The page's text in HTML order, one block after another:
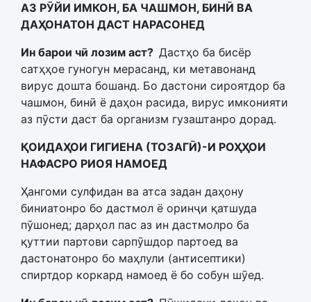
АЗ РӮЙИ ИМКОН, БА ЧАШМОН, БИНӢ ВА
ДАҲОНАТОН ДАСТ НАРАСОНЕД
Ин барои чӣ лозим аст? Дастҳо ба бисёр
сатҳҳое гуногун мерасанд, ки метавонанд
вирус дошта бошанд. Бо дастони сироятдор ба
чашмон, бинӣ ё даҳон расида, вирус имконияти
аз пӯсти даст ба организм гузаштанро дорад.
ҚОИДАҲОИ ГИГИЕНА (ТОЗАГӢ)-И РОҲҲОИ
НАФАСРО РИОЯ НАМОЕД
Ҳангоми сулфидан ва атса задан даҳону
биниатонро бо дастмол ё оринҷи қатшуда
пӯшонед; дарҳол пас аз ин дастмолро ба
қуттии партови сарпӯшдор партоед ва
дастонатонро бо маҳлули (антисептики)
спиртдор коркард намоед ё бо собун шӯед.